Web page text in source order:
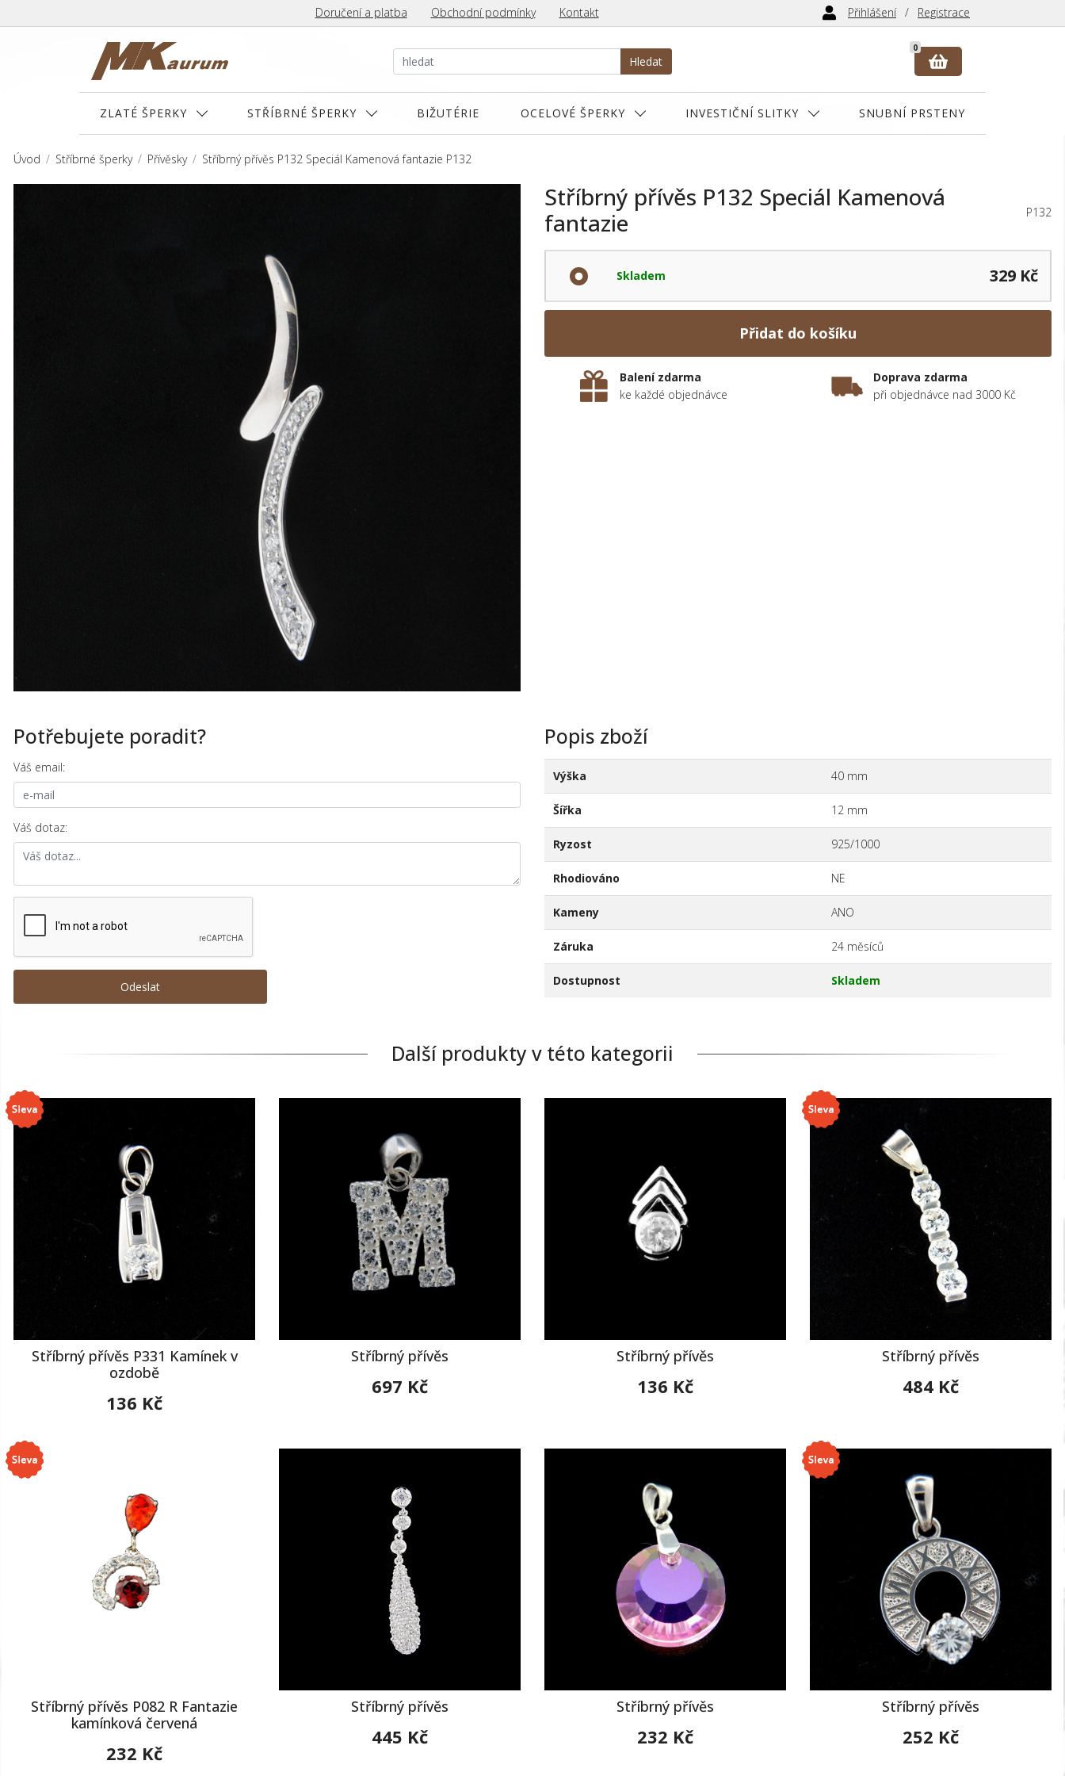
Doručení a platba Obchodní podmínky Kontakt Přihlášení Registrace
Hledat
0
ZLATÉ ŠPERKY STŘÍBRNÉ ŠPERKY BIŽUTÉRIE OCELOVÉ ŠPERKY INVESTIČNÍ SLITKY SNUBNÍ PRSTENY
Úvod Stříbrné šperky Přívěsky Stříbrný přívěs P132 Speciál Kamenová fantazie P132
Stříbrný přívěs P132 Speciál Kamenová
fantazie
P132
Skladem 329 Kč
Přidat do košíku
Balení zdarma
ke každé objednávce
Doprava zdarma
při objednávce nad 3000 Kč
Popis zboží
Výška 40 mm
Šířka 12 mm
Ryzost 925/1000
Rhodiováno NE
Kameny ANO
Záruka 24 měsíců
Dostupnost Skladem
Potřebujete poradit?
Váš email:
Váš dotaz:
Další produkty v této kategorii
Stříbrný přívěs P331 Kamínek v
ozdobě
136 Kč
Stříbrný přívěs
697 Kč
Stříbrný přívěs
136 Kč
Stříbrný přívěs
484 Kč
Stříbrný přívěs P082 R Fantazie
kamínková červená
232 Kč
Stříbrný přívěs
445 Kč
Stříbrný přívěs
232 Kč
Stříbrný přívěs
252 Kč